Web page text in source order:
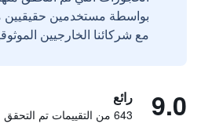
مع شركائنا الخارجيين
9.0 رائع
643 من التقييمات تم التحقق منها